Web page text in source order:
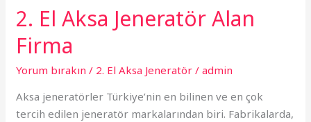
2. El Aksa Jeneratör Alan
Firma
Yorum bırakın / 2. El Aksa Jeneratör /admin
Aksa jeneratörler Türkiye’nin en bilinen ve en çok
tercih edilen jeneratör markalarından biri. Fabrikalarda,